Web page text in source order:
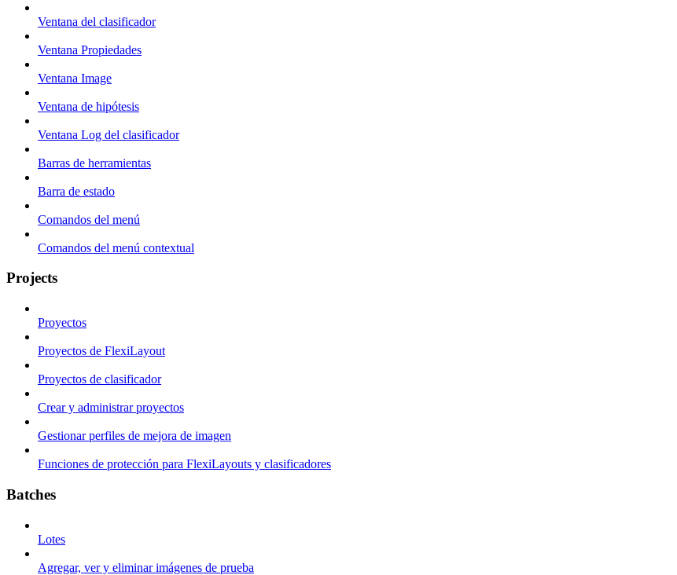
Ventana del clasificador
Ventana Propiedades
Ventana Image
Ventana de hipótesis
Ventana Log del clasificador
Barras de herramientas
Barra de estado
Comandos del menú
Comandos del menú contextual
Projects
Proyectos
Proyectos de FlexiLayout
Proyectos de clasificador
Crear y administrar proyectos
Gestionar perfiles de mejora de imagen
Funciones de protección para FlexiLayouts y clasificadores
Batches
Lotes
Agregar, ver y eliminar imágenes de prueba